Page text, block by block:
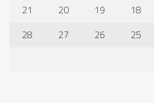
18
19
20
21
25
26
27
28